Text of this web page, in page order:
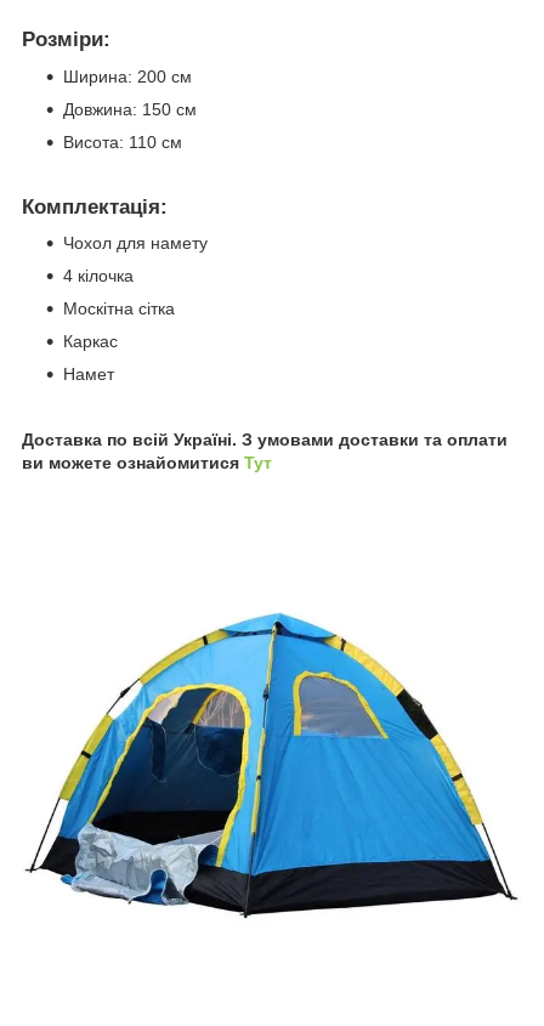
Розміри:
Ширина: 200 см
Довжина: 150 см
Висота: 110 см
Комплектація:
Чохол для намету
4 кілочка
Москітна сітка
Каркас
Намет
Доставка по всій Україні. З умовами доставки та оплати
ви можете ознайомитися Тут